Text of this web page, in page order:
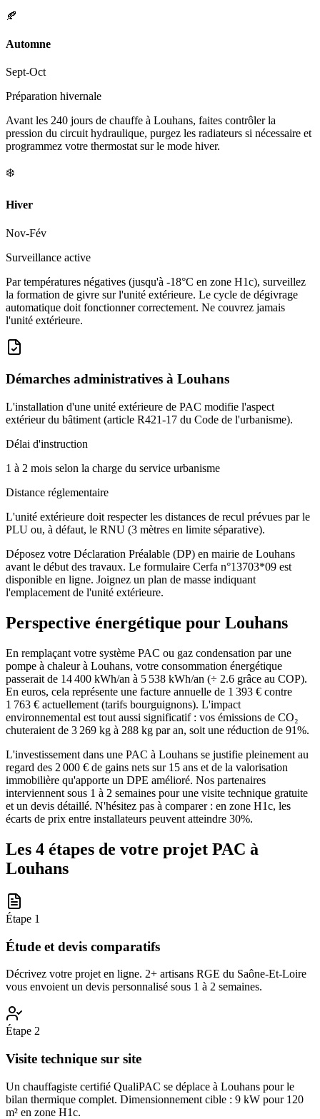
🍂
Automne
Sept-Oct
Préparation hivernale
Avant les 240 jours de chauffe à Louhans, faites contrôler la
pression du circuit hydraulique, purgez les radiateurs si nécessaire et
programmez votre thermostat sur le mode hiver.
❄️
Hiver
Nov-Fév
Surveillance active
Par températures négatives (jusqu'à -18°C en zone H1c), surveillez
la formation de givre sur l'unité extérieure. Le cycle de dégivrage
automatique doit fonctionner correctement. Ne couvrez jamais
l'unité extérieure.
Démarches administratives à Louhans
L'installation d'une unité extérieure de PAC modifie l'aspect
extérieur du bâtiment (article R421-17 du Code de l'urbanisme).
Délai d'instruction
1 à 2 mois selon la charge du service urbanisme
Distance réglementaire
L'unité extérieure doit respecter les distances de recul prévues par le
PLU ou, à défaut, le RNU (3 mètres en limite séparative).
Déposez votre Déclaration Préalable (DP) en mairie de Louhans
avant le début des travaux. Le formulaire Cerfa n°13703*09 est
disponible en ligne. Joignez un plan de masse indiquant
l'emplacement de l'unité extérieure.
Perspective énergétique pour Louhans
En remplaçant votre système PAC ou gaz condensation par une
pompe à chaleur à Louhans, votre consommation énergétique
passerait de 14 400 kWh/an à 5 538 kWh/an (÷ 2.6 grâce au COP).
En euros, cela représente une facture annuelle de 1 393 € contre
1 763 € actuellement (tarifs bourguignons). L'impact
environnemental est tout aussi significatif : vos émissions de CO₂
chuteraient de 3 269 kg à 288 kg par an, soit une réduction de 91%.
L'investissement dans une PAC à Louhans se justifie pleinement au
regard des 2 000 € de gains nets sur 15 ans et de la valorisation
immobilière qu'apporte un DPE amélioré. Nos partenaires
interviennent sous 1 à 2 semaines pour une visite technique gratuite
et un devis détaillé. N'hésitez pas à comparer : en zone H1c, les
écarts de prix entre installateurs peuvent atteindre 30%.
Les 4 étapes de votre projet PAC à
Louhans
Étape 1
Étude et devis comparatifs
Décrivez votre projet en ligne. 2+ artisans RGE du Saône-Et-Loire
vous envoient un devis personnalisé sous 1 à 2 semaines.
Étape 2
Visite technique sur site
Un chauffagiste certifié QualiPAC se déplace à Louhans pour le
bilan thermique complet. Dimensionnement cible : 9 kW pour 120
m² en zone H1c.